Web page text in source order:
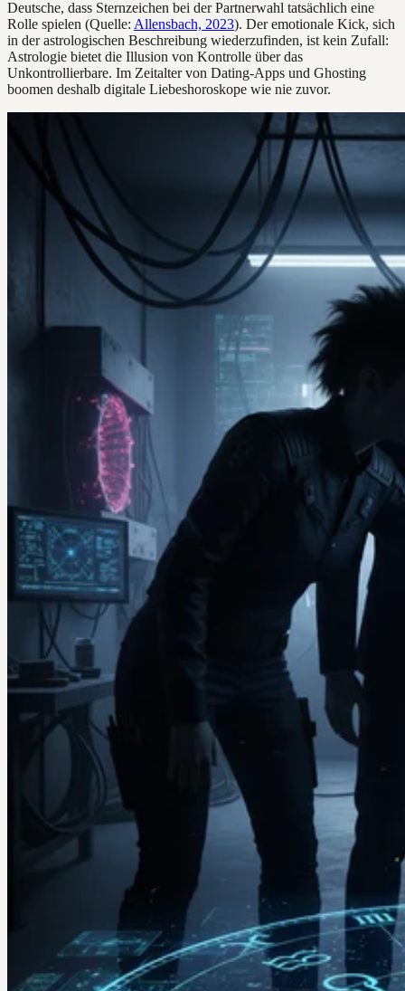
Deutsche, dass Sternzeichen bei der Partnerwahl tatsächlich eine
Rolle spielen (Quelle: Allensbach, 2023). Der emotionale Kick, sich
in der astrologischen Beschreibung wiederzufinden, ist kein Zufall:
Astrologie bietet die Illusion von Kontrolle über das
Unkontrollierbare. Im Zeitalter von Dating-Apps und Ghosting
boomen deshalb digitale Liebeshoroskope wie nie zuvor.